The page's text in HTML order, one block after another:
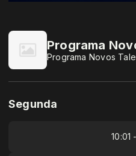
Programa
Programa Novos
Segunda
10:01